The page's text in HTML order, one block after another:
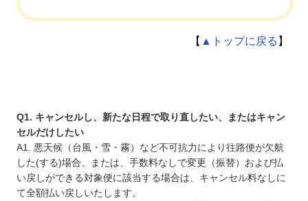
【 ▲トップに戻る 】
Q1. キャンセルし、新たな日程で取り直したい、またはキャン
セルだけしたい
A1. 悪天候（台風・雪・霧）など不可抗力により往路便が欠航
した(する)場合、または、手数料なしで変更（振替）および払
い戻しができる対象便に該当する場合は、キャンセル料なしに
て全額払い戻しいたします。